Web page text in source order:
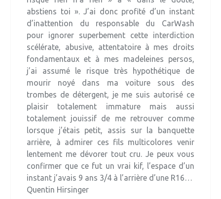
abstiens toi ». J’ai donc profité d’un instant
d’inattention du responsable du CarWash
pour ignorer superbement cette interdiction
scélérate, abusive, attentatoire à mes droits
fondamentaux et à mes madeleines persos,
j’ai assumé le risque très hypothétique de
mourir noyé dans ma voiture sous des
trombes de détergent, je me suis autorisé ce
plaisir totalement immature mais aussi
totalement jouissif de me retrouver comme
lorsque j’étais petit, assis sur la banquette
arrière, à admirer ces fils multicolores venir
lentement me dévorer tout cru. Je peux vous
confirmer que ce fut un vrai kif, l’espace d’un
instant j’avais 9 ans 3/4 à l’arrière d’une R16…
Quentin Hirsinger